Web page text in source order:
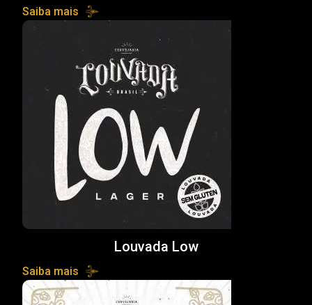
Saiba mais
Louvada Low
Saiba mais